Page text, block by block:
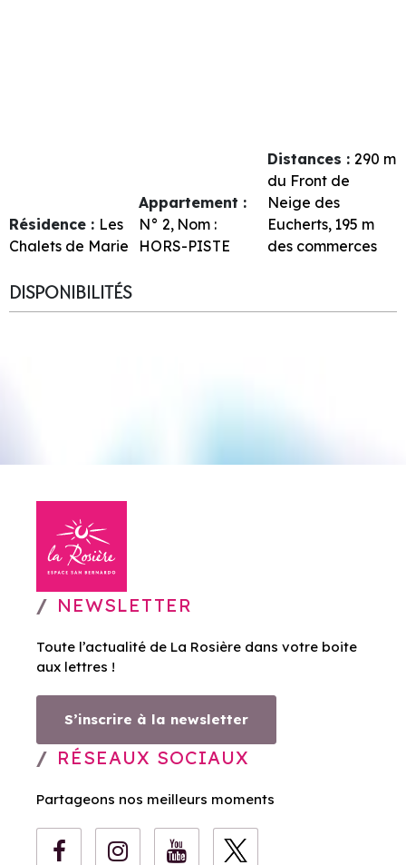
Résidence : Les
Chalets de Marie
Appartement :
N° 2 Nom :
HORS-PISTE
Distances :290 m
du Front de
Neige des
Eucherts 195 m
des commerces
DISPONIBILITÉS
NEWSLETTER
Toute l’actualité de La Rosière dans votre boite
aux lettres !
S’inscrire à la newsletter
RÉSEAUX SOCIAUX
Partageons nos meilleurs moments